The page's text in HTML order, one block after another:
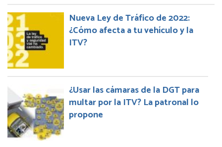
Nueva Ley de Tráfico de 2022:
¿Cómo afecta a tu vehículo y la
ITV?
¿Usar las cámaras de la DGT para
multar por la ITV? La patronal lo
propone